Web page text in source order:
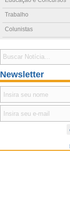
Trabalho
Colunistas
Newsletter